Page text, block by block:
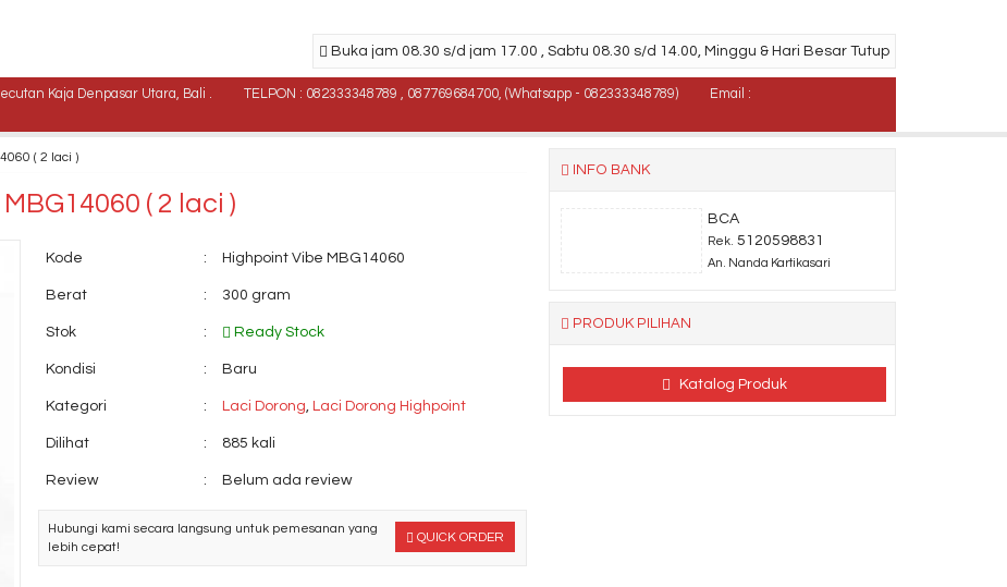
Buka jam 08.30 s/d jam 17.00 , Sabtu 08.30 s/d 14.00, Minggu & Hari Besar Tutup
Kaja Denpasar Utara, Bali . TELPON : 082333348789 , 087769684700, (Whatsapp - 082333348789)
Email :
( 2 laci )
( 2 laci )
Kode : Highpoint Vibe MBG14060
Berat : 300 gram
Stok : Ready Stock
Kondisi : Baru
Kategori : Laci Dorong Laci Dorong Highpoint
Dilihat : 885 kali
Review : Belum ada review
QUICK ORDER
Hubungi kami secara langsung untuk pemesanan yang
lebih cepat!
INFO BANK
BCA
Rek. 5120598831
An. Nanda Kartikasari
PRODUK PILIHAN
Katalog Produk